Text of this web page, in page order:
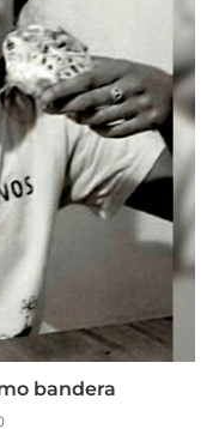
bandera